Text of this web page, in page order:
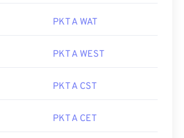
PKT A WAT
PKT A WEST
PKT A CST
PKT A CET